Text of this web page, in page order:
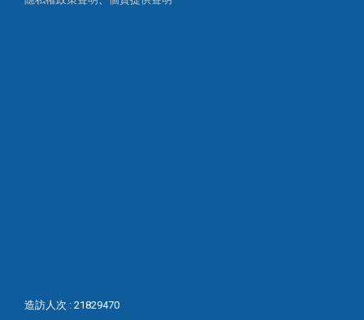
造訪人次 : 21829470